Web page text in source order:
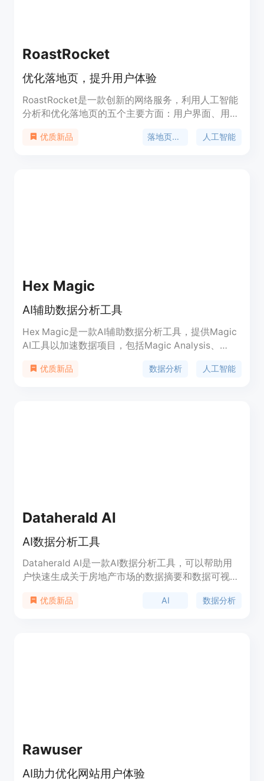
RoastRocket
优化落地页，提升用户体验
RoastRocket是一款创新的网络服务，利用人工智能
分析和优化落地页的五个主要方面：用户界面、用户
解，以增强您的数字存在的性能和效果。
优质新品 落地页优化 人工智能
Hex Magic
AI辅助数据分析工具
Hex Magic是一款AI辅助数据分析工具，提供Magic
AI工具以加速数据项目，包括Magic Analysis、
户提供便捷、高效的数据分析体验。
优质新品 数据分析 人工智能
Dataherald AI
AI数据分析工具
Dataherald AI是一款AI数据分析工具，可以帮助用
户快速生成关于房地产市场的数据摘要和数据可视
格、已售房屋数量、库存和待售房屋数量等数据。目
优质新品 AI 数据分析
Rawuser
AI助力优化网站用户体验